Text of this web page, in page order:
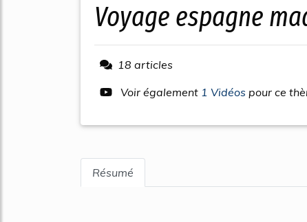
voyage espagne
18 articles
Voir également 1 Vidéos pour ce
Résumé